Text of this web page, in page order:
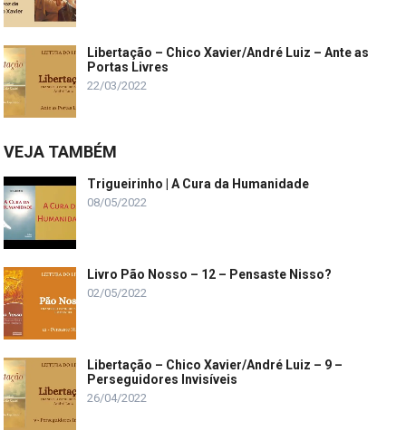
Libertação – Chico Xavier/André Luiz – Ante as
Portas Livres
22/03/2022
VEJA TAMBÉM
Trigueirinho | A Cura da Humanidade
08/05/2022
Livro Pão Nosso – 12 – Pensaste Nisso?
02/05/2022
Libertação – Chico Xavier/André Luiz – 9 –
Perseguidores Invisíveis
26/04/2022